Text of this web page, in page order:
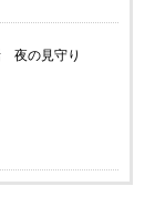
夜の見守り